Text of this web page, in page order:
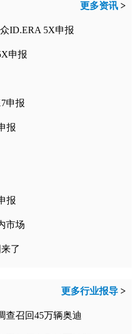
更多资讯 >
ID.ERA 5X申报
申报
申报
报
报
市场
了
更多行业报导 >
查召回45万辆奥迪